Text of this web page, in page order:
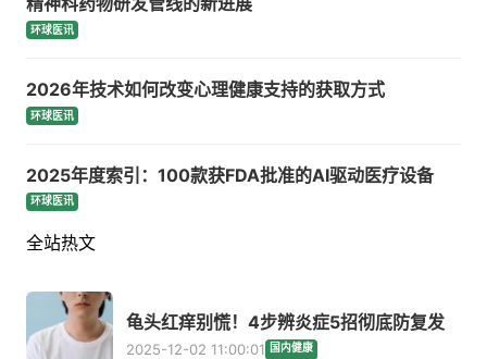
环球医讯
2026年技术如何改变心理健康支持的获取方式
环球医讯
2025年度索引：100款获FDA批准的AI驱动医疗设备
环球医讯
全站热文
龟头红痒别慌！4步辨炎症5招彻底防复发
2025-12-02 11:00:01 国内健康